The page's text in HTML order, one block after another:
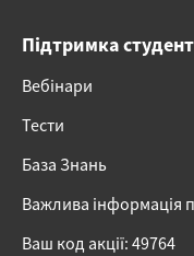
Підтримка
Вебінари
Тести
База Знань
Важлива інформація
Ваш код акції: 49764